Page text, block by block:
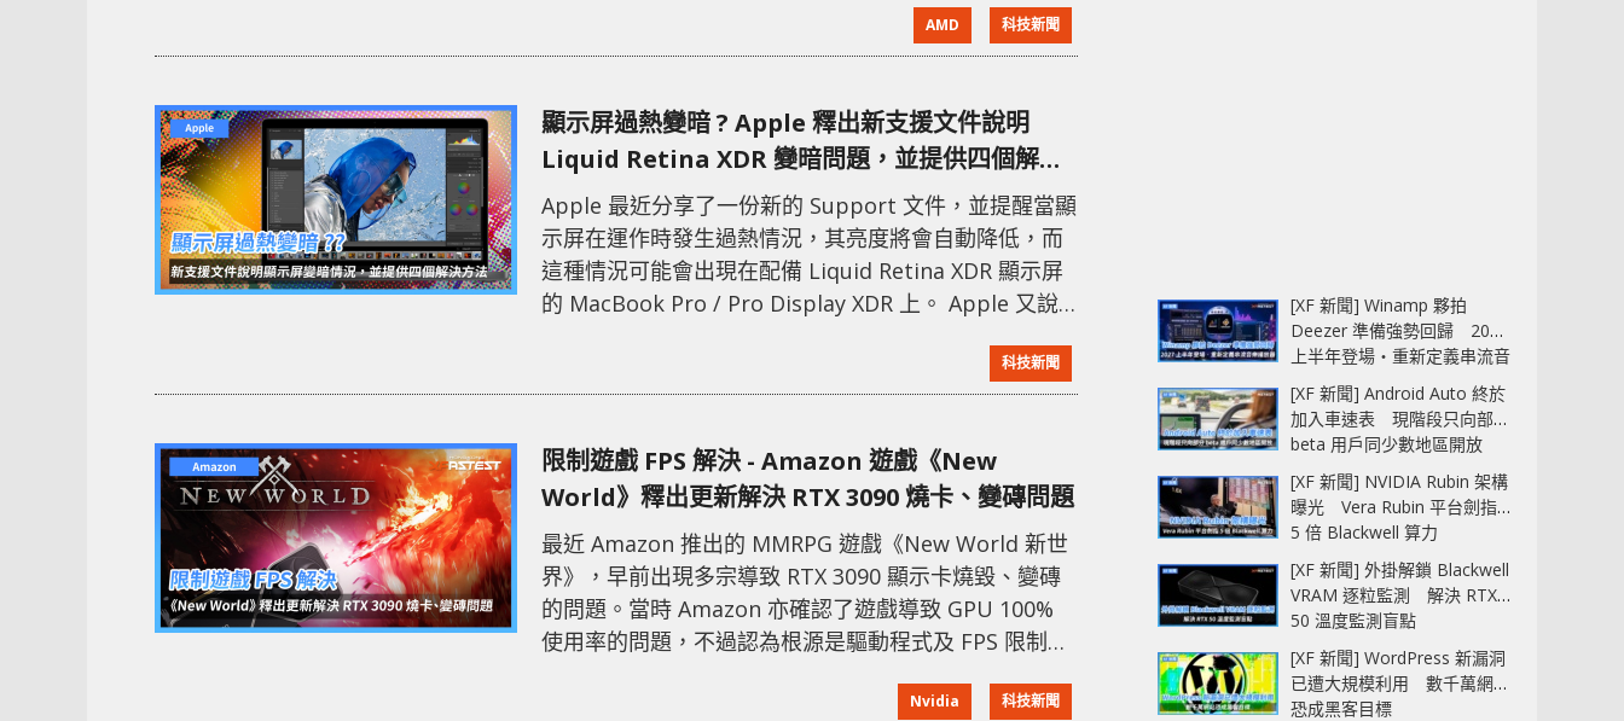
105W TDP 的版本，在預設設定下同樣輕易觸及 130W
峰值功耗，然後開始降頻。不過當他嘗試手動調低核心
93℃ 暴跌至 56℃，即降了 37℃，功
AMD 科技新聞
顯示屏過熱變暗 ? Apple 釋出新支援文件說明
Liquid Retina XDR 變暗問題，並提供四個解決
方法
Apple 最近分享了一份新的 Support 文件，並提醒當顯
示屏在運作時發生過熱情況，其亮度將會自動降低，而
這種情況可能會出現在配備 Liquid Retina XDR 顯示屏
的 MacBook Pro / Pro Display XDR 上。 Apple 又說
制中心，Menu Bar 上將出現警告符號，表示顯示屏處
於低功耗模式，並「使用有限的亮度」。若房間的環境
科技新聞
限制遊戲 FPS 解決 - Amazon 遊戲《New
World》釋出更新解決 RTX 3090 燒卡、變磚問題
最近 Amazon 推出的 MMRPG 遊戲《New World 新世
界》，早前出現多宗導致 RTX 3090 顯示卡燒毀、變磚
的問題。當時 Amazon 亦確認了遊戲導致 GPU 100%
使用率的問題，不過認為根源是驅動程式及 FPS 限制的
防止過熱導致顯示卡燒毀。此前有網友指在儲存畫面設
Nvidia 科技新聞
[XF 新聞] Winamp 夥拍
Deezer 準備強勢回歸 2027
上半年登場‧重新定義串流音
樂播放器
[XF 新聞] Android Auto 終於
加入車速表 現階段只向部分
beta 用戶同少數地區開放
[XF 新聞] NVIDIA Rubin 架構
曝光 Vera Rubin 平台劍指
5 倍 Blackwell 算力
[XF 新聞] 外掛解鎖 Blackwell
VRAM 逐粒監測 解決 RTX
50 溫度監測盲點
[XF 新聞] WordPress 新漏洞
已遭大規模利用 數千萬網站
恐成黑客目標